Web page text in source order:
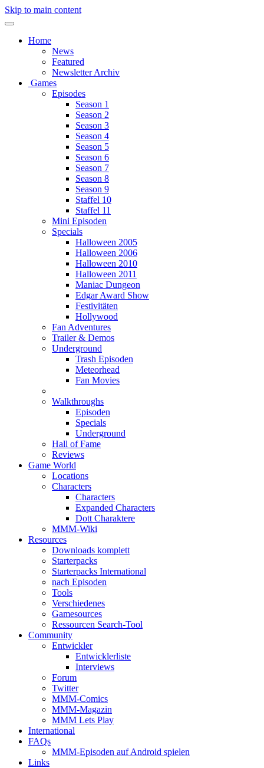
Skip to main content
Home
News
Featured
Newsletter Archiv
Games
Episodes
Season 1
Season 2
Season 3
Season 4
Season 5
Season 6
Season 7
Season 8
Season 9
Staffel 10
Staffel 11
Mini Episoden
Specials
Halloween 2005
Halloween 2006
Halloween 2010
Halloween 2011
Maniac Dungeon
Edgar Award Show
Festivitäten
Hollywood
Fan Adventures
Trailer & Demos
Underground
Trash Episoden
Meteorhead
Fan Movies
Walkthroughs
Episoden
Specials
Underground
Hall of Fame
Reviews
Game World
Locations
Characters
Characters
Expanded Characters
Dott Charaktere
MMM-Wiki
Resources
Downloads komplett
Starterpacks
Starterpacks International
nach Episoden
Tools
Verschiedenes
Gamesources
Ressourcen Search-Tool
Community
Entwickler
Entwicklerliste
Interviews
Forum
Twitter
MMM-Comics
MMM-Magazin
MMM Lets Play
International
FAQs
MMM-Episoden auf Android spielen
Links